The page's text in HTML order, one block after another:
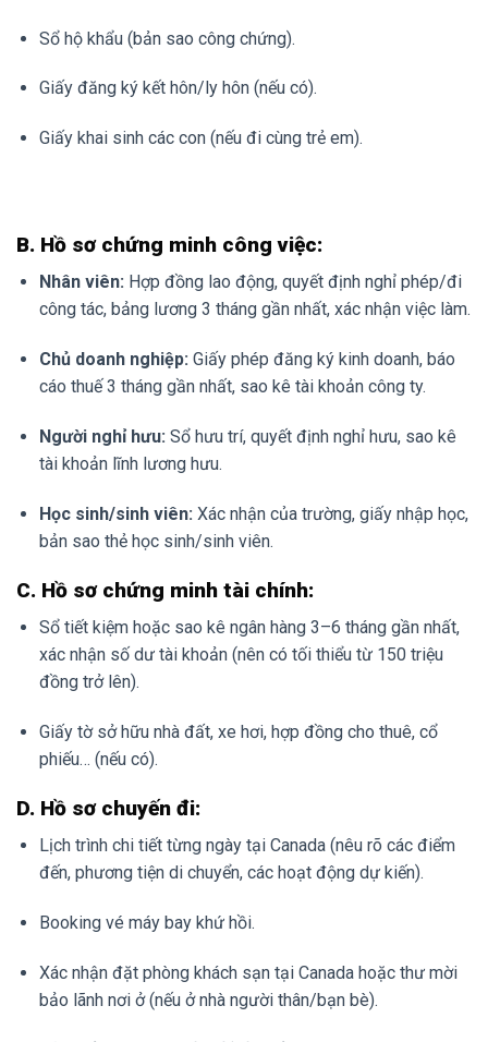
Sổ hộ khẩu (bản sao công chứng).
Giấy đăng ký kết hôn/ly hôn (nếu có).
Giấy khai sinh các con (nếu đi cùng trẻ em).
B. Hồ sơ chứng minh công việc:
Nhân viên: Hợp đồng lao động, quyết định nghỉ phép/đi
công tác, bảng lương 3 tháng gần nhất, xác nhận việc làm.
Chủ doanh nghiệp: Giấy phép đăng ký kinh doanh, báo
cáo thuế 3 tháng gần nhất, sao kê tài khoản công ty.
Người nghỉ hưu: Sổ hưu trí, quyết định nghỉ hưu, sao kê
tài khoản lĩnh lương hưu.
Học sinh/sinh viên: Xác nhận của trường, giấy nhập học,
bản sao thẻ học sinh/sinh viên.
C. Hồ sơ chứng minh tài chính:
Sổ tiết kiệm hoặc sao kê ngân hàng 3–6 tháng gần nhất,
xác nhận số dư tài khoản (nên có tối thiểu từ 150 triệu
đồng trở lên).
Giấy tờ sở hữu nhà đất, xe hơi, hợp đồng cho thuê, cổ
phiếu… (nếu có).
D. Hồ sơ chuyến đi:
Lịch trình chi tiết từng ngày tại Canada (nêu rõ các điểm
đến, phương tiện di chuyển, các hoạt động dự kiến).
Booking vé máy bay khứ hồi.
Xác nhận đặt phòng khách sạn tại Canada hoặc thư mời
bảo lãnh nơi ở (nếu ở nhà người thân/bạn bè).